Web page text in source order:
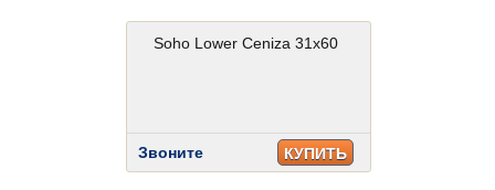
Soho Lower Ceniza 31x60
Звоните КУПИТЬ